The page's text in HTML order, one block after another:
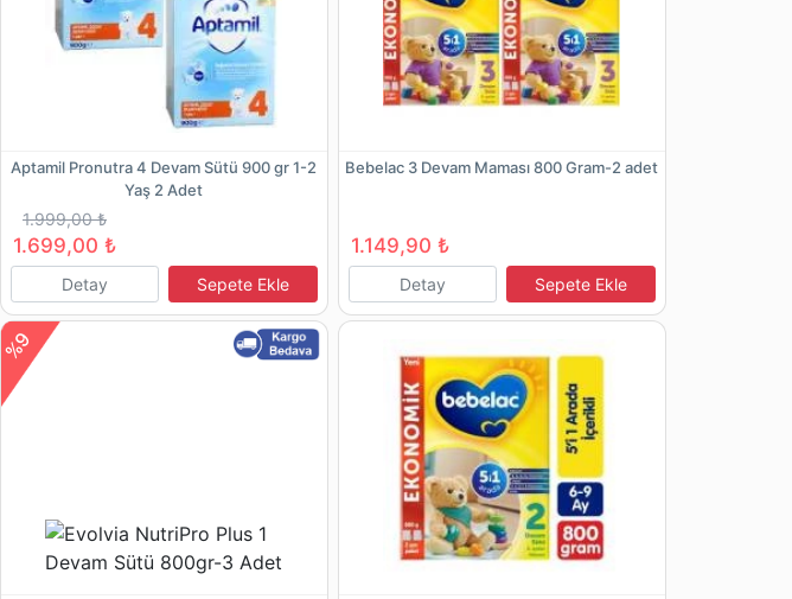
Aptamil Pronutra 4 Devam Sütü 900 gr 1-2
Yaş 2 Adet
1.999,00 ₺
1.699,00 ₺
Detay Sepete Ekle
Bebelac 3 Devam Maması 800 Gram-2 adet
1.149,90 ₺
Detay Sepete Ekle
%9